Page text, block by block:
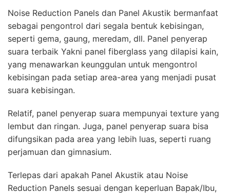
Noise Reduction Panels dan Panel Akustik bermanfaat
sebagai pengontrol dari segala bentuk kebisingan,
seperti gema, gaung, meredam, dll. Panel penyerap
suara terbaik Yakni panel fiberglass yang dilapisi kain,
yang menawarkan keunggulan untuk mengontrol
kebisingan pada setiap area-area yang menjadi pusat
suara kebisingan.
Relatif, panel penyerap suara mempunyai texture yang
lembut dan ringan. Juga, panel penyerap suara bisa
difungsikan pada area yang lebih luas, seperti ruang
perjamuan dan gimnasium.
Terlepas dari apakah Panel Akustik atau Noise
Reduction Panels sesuai dengan keperluan Bapak/Ibu,